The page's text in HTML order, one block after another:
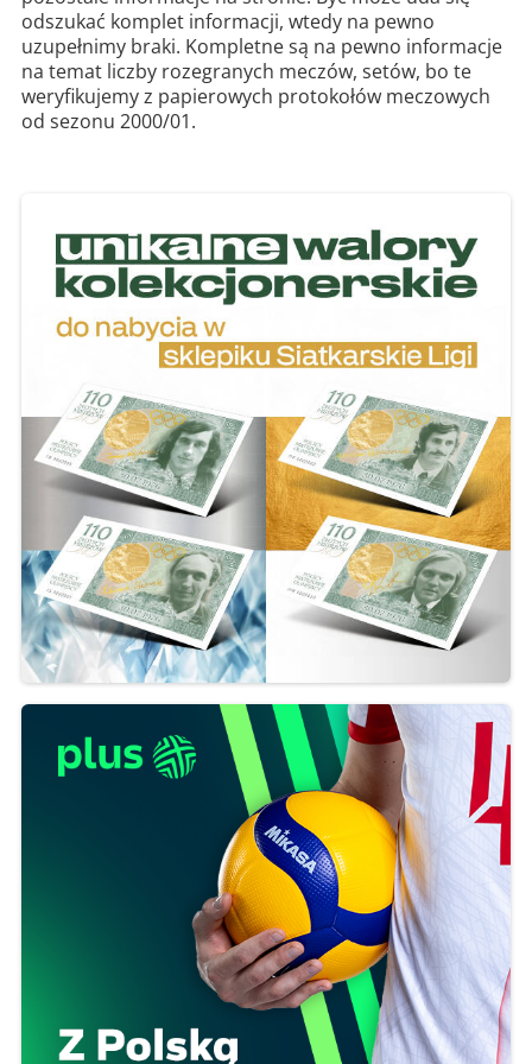
odszukać komplet informacji, wtedy na pewno
uzupełnimy braki. Kompletne są na pewno informacje
na temat liczby rozegranych meczów, setów, bo te
weryfikujemy z papierowych protokołów meczowych
od sezonu 2000/01.